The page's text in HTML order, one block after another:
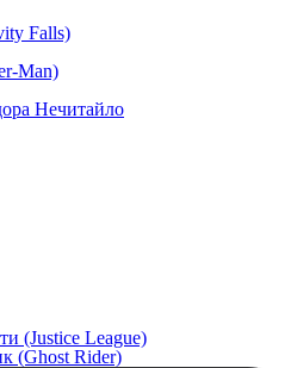
Falls)
Man)
Нечитайло
(Justice League)
(Ghost Rider)